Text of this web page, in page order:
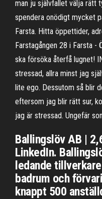
man ju självfallet välja rätt
spendera onödigt mycket
Farsta. Hitta öppettider,
Farstagången 28 i Farsta -
ska försöka återfå lugnet!
stressad, allra minst jag
lite ego. Dessutom så blir
eftersom jag blir rätt sur,
jag är stressad. Ungefär
Ballingslöv AB |
LinkedIn.
ledande
badrum och
knappt 500